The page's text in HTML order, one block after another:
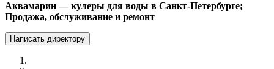
Аквамарин — кулеры для воды в Санкт-Петербурге;
Продажа, обслуживание и ремонт
Написать директору